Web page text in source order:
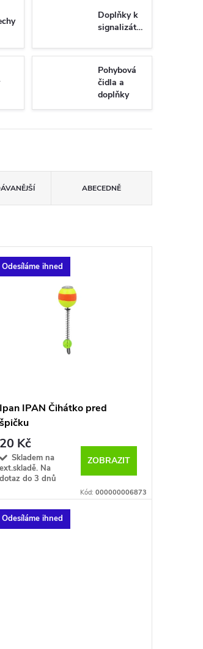
Doplňky k
signalizátorům
Pohybová
čidla a
doplňky
ABECEDNĚ
Odesíláme ihned
Ipan IPAN Čihátko pred
špičku
20 Kč
Skladem na
ext.skladě. Na
dotaz do 3 dnů
ZOBRAZIT
Kód: 000000006873
Odesíláme ihned